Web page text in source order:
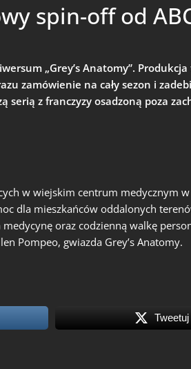
spin-off od
„Grey’s Anatomy”.
zamówienie na cały sezon i
serią z franczyzy osadzoną poza
w wiejskim centrum medycznym
dla mieszkańców oddalonych
oraz codzienną walkę
Pompeo, gwiazda Grey’s Anatomy.
Tweetuj